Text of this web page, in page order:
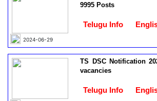
2024-06-29
9995 Posts
Telugu Info
TS DSC Notification
vacancies
Telugu Info